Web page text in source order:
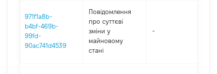
971f1a8b-
b4bf-469b-
99fd-
90ac741d4539
Повідомлення
про суттєві
зміни y
майновому
стані
-